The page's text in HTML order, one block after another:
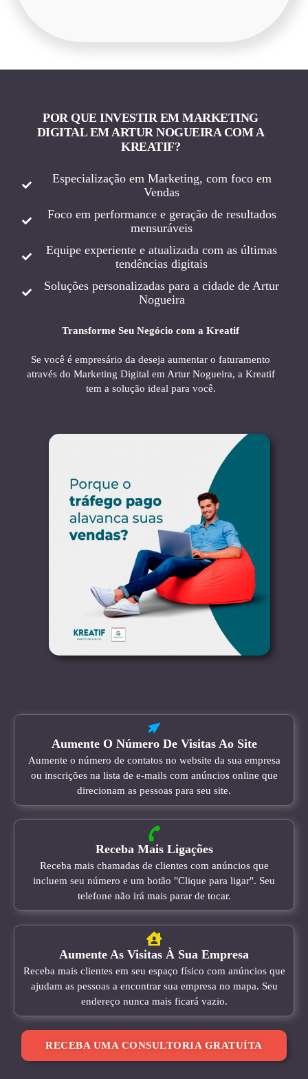
POR QUE INVESTIR EM MARKETING
DIGITAL EM ARTUR NOGUEIRA COM A
KREATIF?
Especialização em Marketing, com foco em
Vendas
Foco em performance e geração de resultados
mensuráveis
Equipe experiente e atualizada com as últimas
tendências digitais
Soluções personalizadas para a cidade de Artur
Nogueira
Transforme Seu Negócio com a Kreatif
Se você é empresário da deseja aumentar o faturamento
através do Marketing Digital em Artur Nogueira, a Kreatif
tem a solução ideal para você.
Aumente O Número De Visitas Ao Site
Aumente o número de contatos no website da sua empresa
ou inscrições na lista de e-mails com anúncios online que
direcionam as pessoas para seu site.
Receba Mais Ligações
Receba mais chamadas de clientes com anúncios que
incluem seu número e um botão "Clique para ligar". Seu
telefone não irá mais parar de tocar.
Aumente As Visitas À Sua Empresa
Receba mais clientes em seu espaço físico com anúncios que
ajudam as pessoas a encontrar sua empresa no mapa. Seu
endereço nunca mais ficará vazio.
RECEBA UMA CONSULTORIA GRATUÍTA